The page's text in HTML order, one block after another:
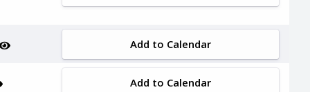
Add to Calendar
Add to Calendar